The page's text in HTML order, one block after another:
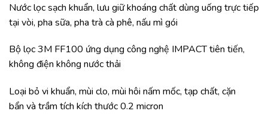
Nước lọc sạch khuẩn, lưu giữ khoáng chất dùng uống trực tiếp
tại vòi, pha sữa, pha trà cà phê, nấu mì gói
Bộ lọc 3M FF100 ứng dụng công nghệ IMPACT tiên tiến,
không điện không nước thải
Loại bỏ vi khuẩn, mùi clo, mùi hôi nấm mốc, tạp chất, cặn
bẩn và trầm tích kích thước 0.2 micron